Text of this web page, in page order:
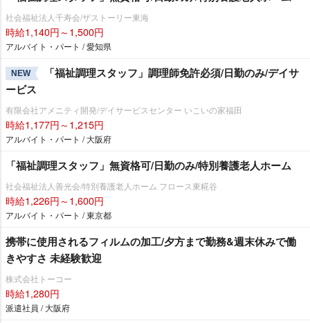
社会福祉法人千寿会/ザストーリー東海
時給1,140円～1,500円
アルバイト・パート / 愛知県
NEW
「福祉調理スタッフ」調理師免許必須/日勤のみ/デイサ
ービス
有限会社アメニティ開発/デイサービスセンター いこいの家福田
時給1,177円～1,215円
アルバイト・パート / 大阪府
「福祉調理スタッフ」無資格可/日勤のみ/特別養護老人ホーム
社会福祉法人善光会/特別養護老人ホーム フロース東糀谷
時給1,226円～1,600円
アルバイト・パート / 東京都
携帯に使用されるフィルムの加工/夕方まで勤務&週末休みで働
きやすさ 未経験歓迎
株式会社トーコー
時給1,280円
派遣社員 / 大阪府